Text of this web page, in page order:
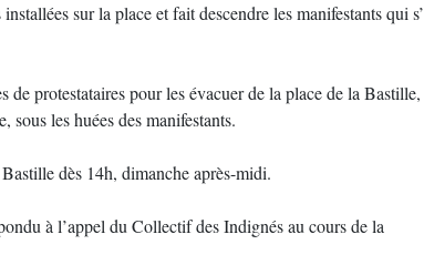
sur la place et fait descendre les manifestants qui s’
protestataires pour les évacuer de la place de la Bastille,
sous les huées des manifestants.
dès 14h, dimanche après-midi.
à l’appel du Collectif des Indignés au cours de la